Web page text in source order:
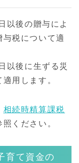
以後の贈与によ
与税について適
以後に生ずる災
用します。
相続時精算課税
照ください。
育て資金の